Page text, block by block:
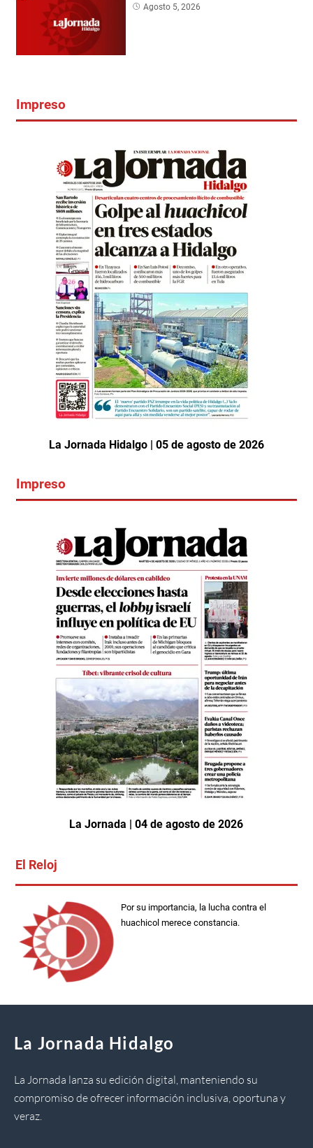
Agosto 5, 2026
Impreso
La Jornada Hidalgo | 05 de agosto de 2026
Impreso
La Jornada | 04 de agosto de 2026
El Reloj
Por su importancia, la lucha contra el
huachicol merece constancia.
La Jornada Hidalgo
La Jornada lanza su edición digital, manteniendo su
compromiso de ofrecer información inclusiva, oportuna y
veraz.